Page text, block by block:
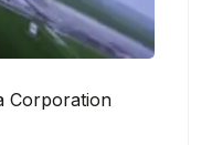
Corporation